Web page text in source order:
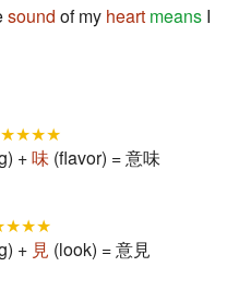
sound of my heart means I
+味 (flavor) = 意味
+ 見 (look) = 意見